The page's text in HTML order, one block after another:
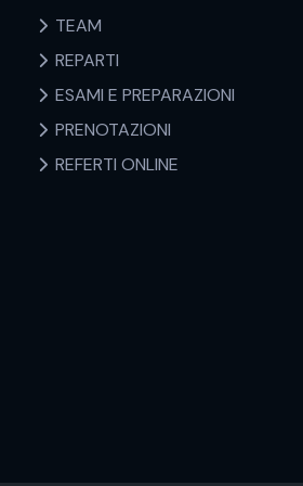
TEAM
REPARTI
ESAMI E PREPARAZIONI
PRENOTAZIONI
REFERTI ONLINE